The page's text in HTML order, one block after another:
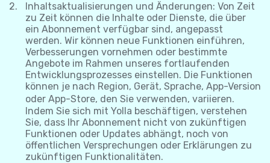
Inhaltsaktualisierungen und Änderungen: Von Zeit
zu Zeit können die Inhalte oder Dienste, die über
ein Abonnement verfügbar sind, angepasst
werden. Wir können neue Funktionen einführen,
Verbesserungen vornehmen oder bestimmte
Angebote im Rahmen unseres fortlaufenden
Entwicklungsprozesses einstellen. Die Funktionen
können je nach Region, Gerät, Sprache, App-Version
oder App-Store, den Sie verwenden, variieren.
Indem Sie sich mit Yolla beschäftigen, verstehen
Sie, dass Ihr Abonnement nicht von zukünftigen
Funktionen oder Updates abhängt, noch von
öffentlichen Versprechungen oder Erklärungen zu
zukünftigen Funktionalitäten.